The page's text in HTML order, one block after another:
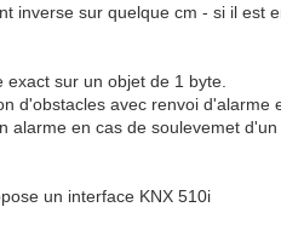
inverse sur quelque cm - si il est
exact sur un objet de 1 byte.
d'obstacles avec renvoi d'alarme
alarme en cas de soulevemet
un interface KNX 510i